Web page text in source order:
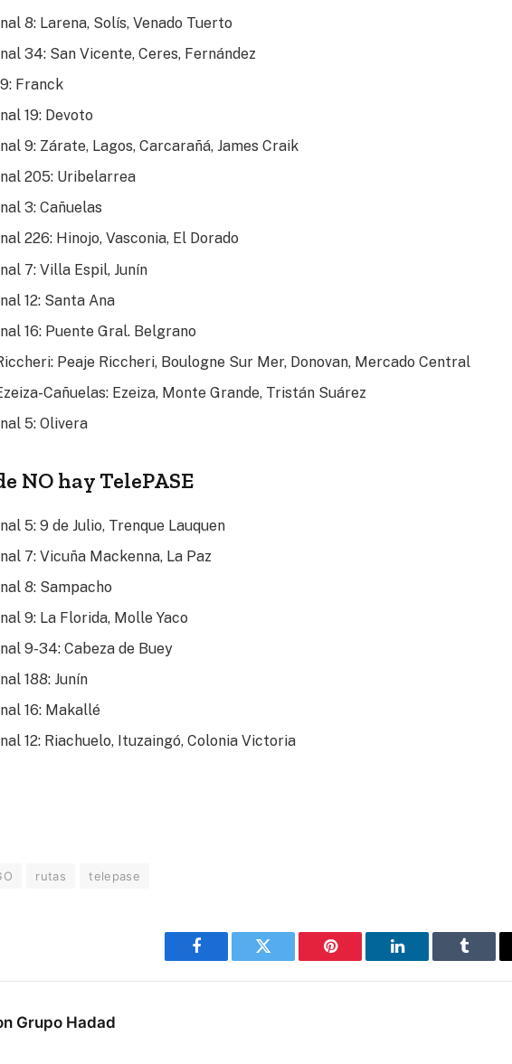
8: Larena, Solís, Venado Tuerto
34: San Vicente, Ceres, Fernández
Franck
19: Devoto
9: Zárate, Lagos, Carcarañá, James Craik
205: Uribelarrea
3: Cañuelas
226: Hinojo, Vasconia, El Dorado
7: Villa Espil, Junín
12: Santa Ana
16: Puente Gral. Belgrano
Peaje Riccheri, Boulogne Sur Mer, Donovan, Mercado Central
Cañuelas: Ezeiza, Monte Grande, Tristán Suárez
5: Olivera
NO hay TelePASE
5: 9 de Julio, Trenque Lauquen
7: Vicuña Mackenna, La Paz
8: Sampacho
9: La Florida, Molle Yaco
9-34: Cabeza de Buey
188: Junín
16: Makallé
12: Riachuelo, Ituzaingó, Colonia Victoria
rutas telepase
Facebook Twitter Pinterest LinkedIn Tumblr
Grupo Hadad